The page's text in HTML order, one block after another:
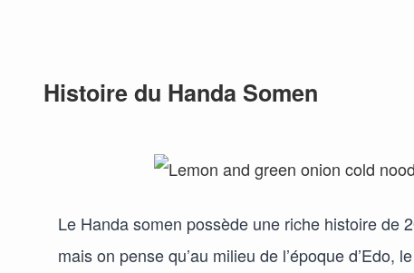
Histoire du Handa Somen
Le Handa somen possède une riche histoire de
mais on pense qu’au milieu de l’époque